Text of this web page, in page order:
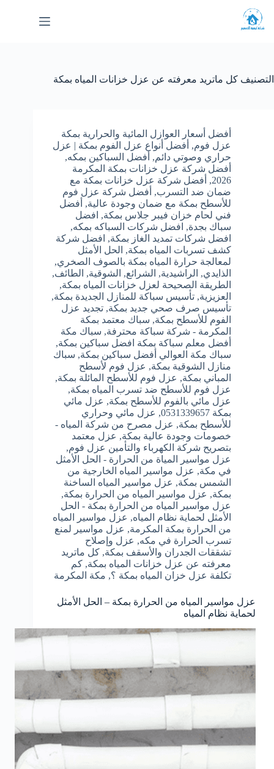
إلى
المحتوى
التصنيف كل ماتريد معرفته عن عزل خزانات المياه بمكة
أفضل أسعار العوازل المائية والحرارية بمكة
عزل فوم, أفضل أنواع عزل الفوم بمكة | عزل
حراري وصوتي دائم, أفضل السباكين بمكه,
أفضل شركة عزل خزانات بمكة المكرمة
2026
, أفضل شركة عزل خزانات بمكة مع
ضمان ضد التسرب, أفضل شركة عزل فوم
للأسطح بمكة مع ضمان وجودة عالية, أفضل
فني لحام خزان فيبر جلاس بمكة, افضل
سباك بجدة, افضل شركات السباكه بمكه,
افضل شركات تمديد الغاز بمكة, افضل شركة
كشف تسربات المياه بمكة, الحل الأمثل
لمعالجة حرارة المياه بمكة بالصوف الصخري,
الذايدي, الراشيدية, الشرائع, الشوقية, الطائف,
الطريقة الصحيحة لعزل خزانات المياه بمكة,
العزيزية, تأسيس سباكة للمنازل الجديدة بمكة,
تأسيس صرف صحي جديد بمكة, تجديد عزل
الفوم للأسطح بمكة, سباك معتمد بمكة
المكرمة - شركة سباكة محترفة, سباك مكة
أفضل معلم سباكة بمكة افضل سباكين بمكة,
سباك مكة العوالي أفضل سباكين بمكة, سباك
منازل الشوقية بمكة, عزل فوم لأسطح
المباني بمكة, عزل فوم للأسطح المائلة بمكة,
عزل فوم للأسطح ضد تسرب المياه بمكة,
عزل مائي بالفوم للأسطح بمكة, عزل مائي
بمكة 0531339657
, عزل مائي وحراري
للأسطح بمكة, عزل مصرح من شركة المياه -
خصومات وجودة عالية بمكة, عزل معتمد
بتصريح شركة الكهرباء والتأمين عزل فوم,
عزل مواسير المياة من الحرارة - الحل الأمثل
في مكة, عزل مواسير المياه الخارجية من
الشمس بمكة, عزل مواسير المياه الساخنة
بمكة, عزل مواسير المياه من الحرارة بمكة,
عزل مواسير المياه من الحرارة بمكة - الحل
الأمثل لحماية نظام المياه, عزل مواسير المياه
من الحرارة بمكة المكرمة, عزل مواسير لمنع
تسرب الحرارة في مكه, عزل وإصلاح
تشققات الجدران والأسقف بمكة, كل ماتريد
معرفته عن عزل خزانات المياه بمكة, كم
تكلفة عزل خزان المياه بمكة ؟, مكة المكرمة
عزل مواسير المياه من الحرارة بمكة – الحل الأمثل
لحماية نظام المياه